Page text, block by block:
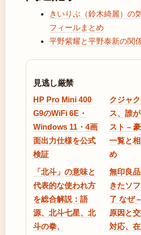
きいりぷ（鈴木綺麗）の
フィールまとめ
平野紫耀と平野泰新の関
見逃し厳禁
HP Pro Mini 400
G9のWiFi 6E・
Windows 11・4画
面出力仕様を公式
検証
クジャ
ス、誰
スト –
一覧と
め
「北斗」の意味と
代表的な使われ方
を総合解説：語
源、北斗七星、北
斗の拳、
無印良
きたソ
了 なぜ
原因と
対応、